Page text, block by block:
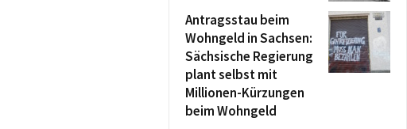
Antragsstau beim
Wohngeld in Sachsen:
Sächsische Regierung
plant selbst mit
Millionen-Kürzungen
beim Wohngeld